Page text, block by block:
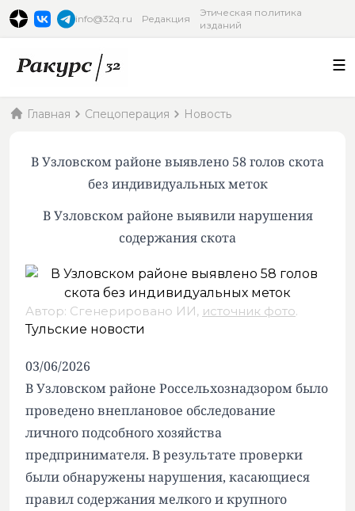
info@32q.ru Редакция
Этическая политика
изданий
Главная Спецоперация Новость
В Узловском районе выявлено 58 голов скота
без индивидуальных меток
В Узловском районе выявили нарушения
содержания скота
Автор: Сгенерировано ИИ, источник фото.
Тульские новости
03/06/2026
В Узловском районе Россельхознадзором было
проведено внеплановое обследование
личного подсобного хозяйства
предпринимателя. В результате проверки
были обнаружены нарушения, касающиеся
правил содержания мелкого и крупного